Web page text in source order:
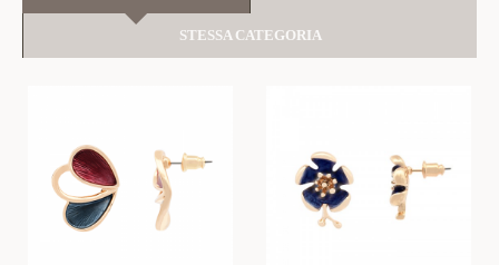
STESSA CATEGORIA